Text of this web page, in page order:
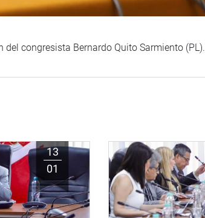
congresista Bernardo Quito Sarmiento (PL).
13
01